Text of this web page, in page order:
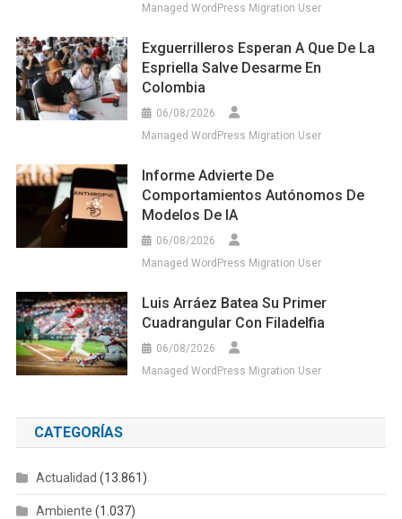
Managed WordPress Migration User
Exguerrilleros Esperan A Que De La
Espriella Salve Desarme En
Colombia
06/08/2026
Managed WordPress Migration User
Informe Advierte De
Comportamientos Autónomos De
Modelos De IA
06/08/2026
Managed WordPress Migration User
Luis Arráez Batea Su Primer
Cuadrangular Con Filadelfia
06/08/2026
Managed WordPress Migration User
CATEGORÍAS
Actualidad (13.861)
Ambiente (1.037)